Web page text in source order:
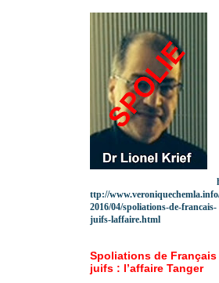
ttp://
2016/04/spoliations-de-francais-
juifs-laffaire.html
Spoliations de Français
juifs : l’affaire Tanger